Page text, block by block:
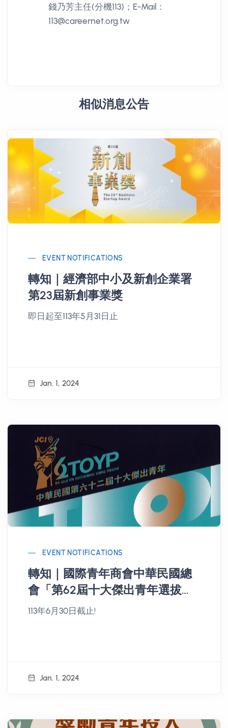
錢乃芳主任(分機113)；E-Mail：
113@careernet.org.tw
相似消息公告
EVENT NOTIFICATIONS
轉知｜經濟部中小及新創企業署
第23屆新創事業獎
即日起至113年5月31日止
Jan. 1, 2024
EVENT NOTIFICATIONS
轉知｜國際青年商會中華民國總
會「第62屆十大傑出青年選拔活
動」
113年6月30日截止!
Jan. 1, 2024